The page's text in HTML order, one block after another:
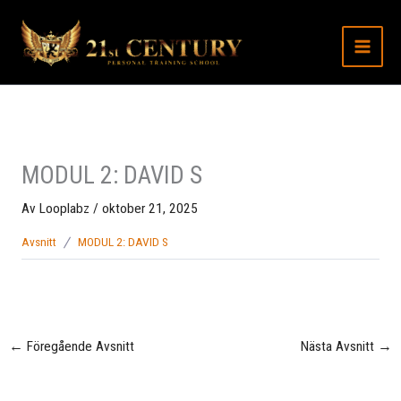
innehåll
MODUL 2: DAVID S
Av Looplabz / oktober 21, 2025
Avsnitt MODUL 2: DAVID S
← Föregående Avsnitt Nästa Avsnitt →